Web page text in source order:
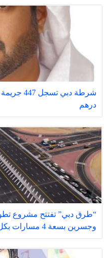
درهم
“طرق دبي” تفتتح مشروع
وجسرين بسعة 4 مسارات بكل اتجاه